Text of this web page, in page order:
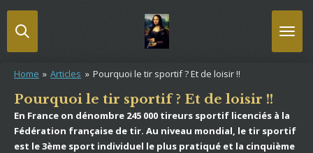
Passer
au
Home » Articles » Pourquoi le tir sportif ? Et de loisir !!
Pourquoi le tir sportif ? Et de loisir !!
En France on dénombre 245 000 tireurs sportif licenciés à la
Fédération française de tir. Au niveau mondial, le tir sportif
est le 3ème sport individuel le plus pratiqué et la cinquième